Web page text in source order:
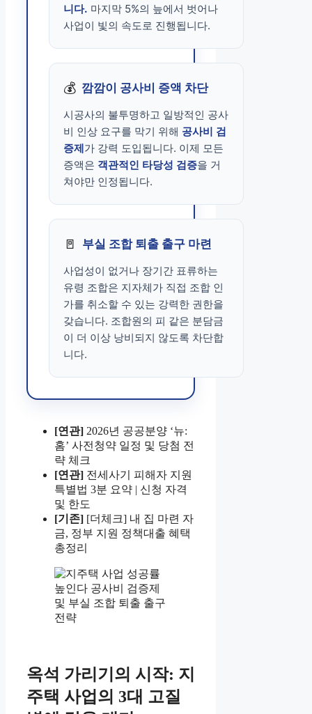
니다. 마지막 5%의 늪에서 벗어나
사업이 빛의 속도로 진행됩니다.
💰 깜깜이 공사비 증액 차단
시공사의 불투명하고 일방적인 공사
비 인상 요구를 막기 위해 공사비 검
증제가 강력 도입됩니다. 이제 모든
증액은 객관적인 타당성 검증을 거
쳐야만 인정됩니다.
🚪 부실 조합 퇴출 출구 마련
사업성이 없거나 장기간 표류하는
유령 조합은 지자체가 직접 조합 인
가를 취소할 수 있는 강력한 권한을
갖습니다. 조합원의 피 같은 분담금
이 더 이상 낭비되지 않도록 차단합
니다.
[연관] 2026년 공공분양 ‘뉴:
홈’ 사전청약 일정 및 당첨 전
략 체크
[연관] 전세사기 피해자 지원
특별법 3분 요약 | 신청 자격
및 한도
[기존] [더체크] 내 집 마련 자
금, 정부 지원 정책대출 혜택
총정리
옥석 가리기의 시작: 지
주택 사업의 3대 고질